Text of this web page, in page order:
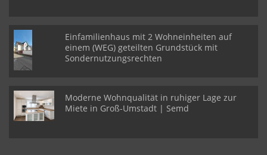
Einfamilienhaus mit 2 Wohneinheiten auf
einem (WEG) geteilten Grundstück mit
Sondernutzungsrechten
Moderne Wohnqualität in ruhiger Lage zur
Miete in Groß-Umstadt | Semd